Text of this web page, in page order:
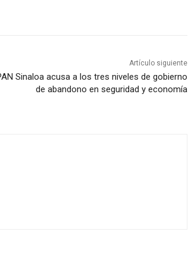
Artículo siguiente
Sinaloa acusa a los tres niveles de gobierno
de abandono en seguridad y economía